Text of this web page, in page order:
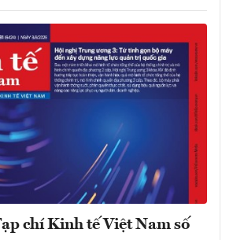
chí Kinh tế Việt Nam số